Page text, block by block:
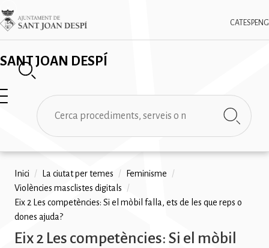
Vés
al
contingut
SANT JOAN DESPÍ
CAT ESPENG
Imatge
✕
Cerca
Fil
d'ariadna
Inici / La ciutat per temes / Feminisme
/
Violències masclistes digitals
/
Eix 2 Les competències: Si el mòbil falla, ets de les que reps o
dones ajuda?
Eix 2 Les competències: Si el mòbil